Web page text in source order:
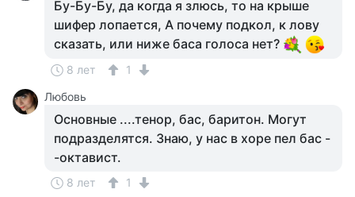
Бу-Бу-Бу, да когда я злюсь, то на крыше
шифер лопается, А почему подкол, к лову
сказать, или ниже баса голоса нет?
8 лет
1
Любовь
Основные ....тенор, бас, баритон. Могут
подразделятся. Знаю, у нас в хоре пел бас -
-октавист.
8 лет
1